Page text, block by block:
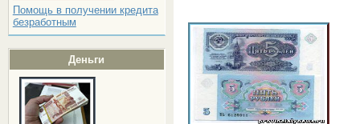
Помощь в получении кредита
безработным
Деньги